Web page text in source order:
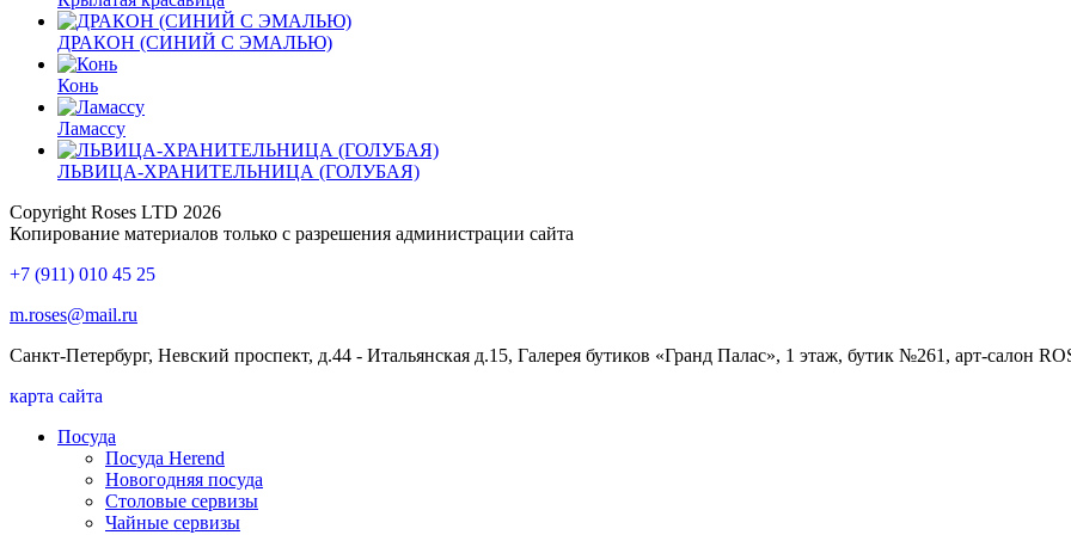
ДРАКОН (СИНИЙ С ЭМАЛЬЮ)
Конь
Ламассу
ЛЬВИЦА-ХРАНИТЕЛЬНИЦА (ГОЛУБАЯ)
Copyright Roses LTD 2026
Копирование материалов только с разрешения администрации сайта
+7 (911) 010 45 25
m.roses@mail.ru
Санкт-Петербург, Невский проспект, д.44 - Итальянская д.15, Галерея бутиков «Гранд Палас», 1 этаж, бутик №261, арт-салон
карта сайта
Посуда
Посуда Herend
Новогодняя посуда
Столовые сервизы
Чайные сервизы